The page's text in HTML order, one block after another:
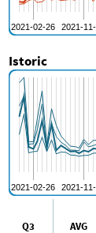
Istoric
Q3 AVG